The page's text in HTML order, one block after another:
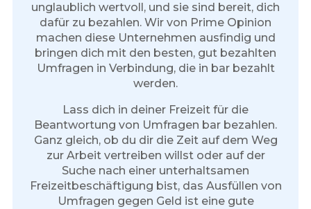
unglaublich wertvoll, und sie sind bereit, dich
dafür zu bezahlen. Wir von Prime Opinion
machen diese Unternehmen ausfindig und
bringen dich mit den besten, gut bezahlten
Umfragen in Verbindung, die in bar bezahlt
werden.
Lass dich in deiner Freizeit für die
Beantwortung von Umfragen bar bezahlen.
Ganz gleich, ob du dir die Zeit auf dem Weg
zur Arbeit vertreiben willst oder auf der
Suche nach einer unterhaltsamen
Freizeitbeschäftigung bist, das Ausfüllen von
Umfragen gegen Geld ist eine gute